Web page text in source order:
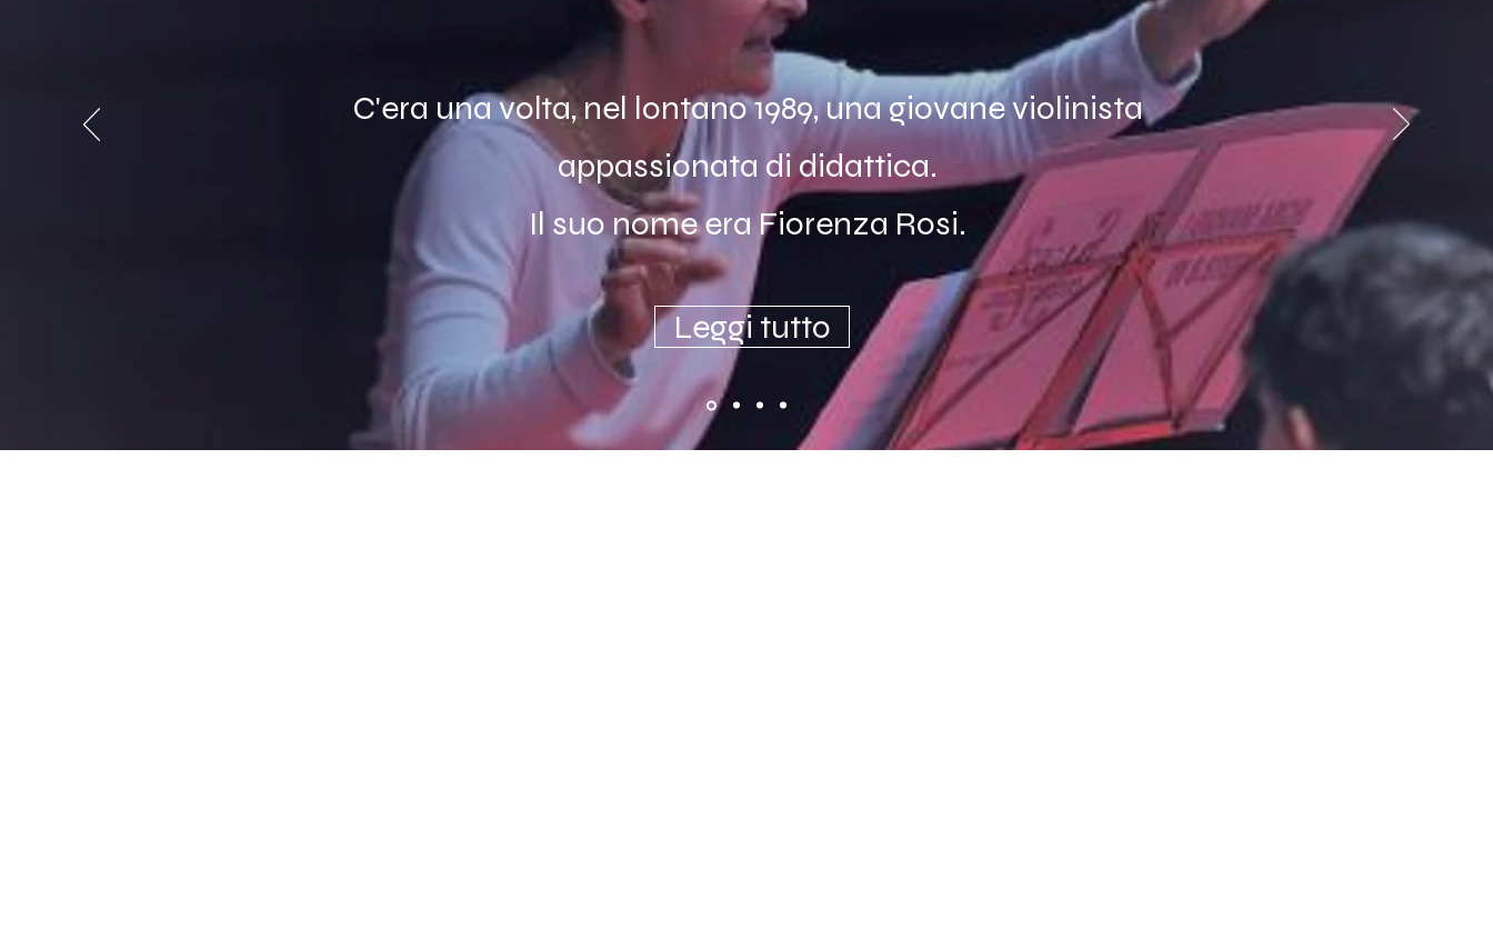
C'era una volta, nel lontano 1989, una giovane violinista
appassionata di didattica.
Il suo nome era Fiorenza Rosi.
Leggi tutto